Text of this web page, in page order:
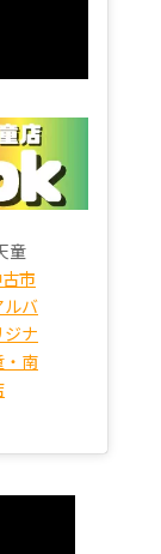
童
市
ルバ
ナ
南